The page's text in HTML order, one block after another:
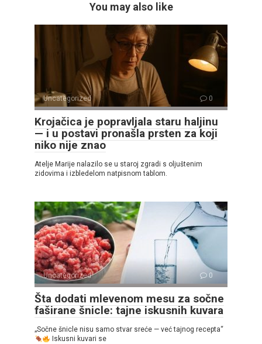
You may also like
Uncategorized 0
Krojačica je popravljala staru haljinu
— i u postavi pronašla prsten za koji
niko nije znao
Atelje Marije nalazilo se u staroj zgradi s oljuštenim
zidovima i izbledelom natpisnom tablom.
Uncategorized 0
Šta dodati mlevenom mesu za sočne
faširane šnicle: tajne iskusnih kuvara
„Sočne šnicle nisu samo stvar sreće — već tajnog recepta“
Iskusni kuvari se